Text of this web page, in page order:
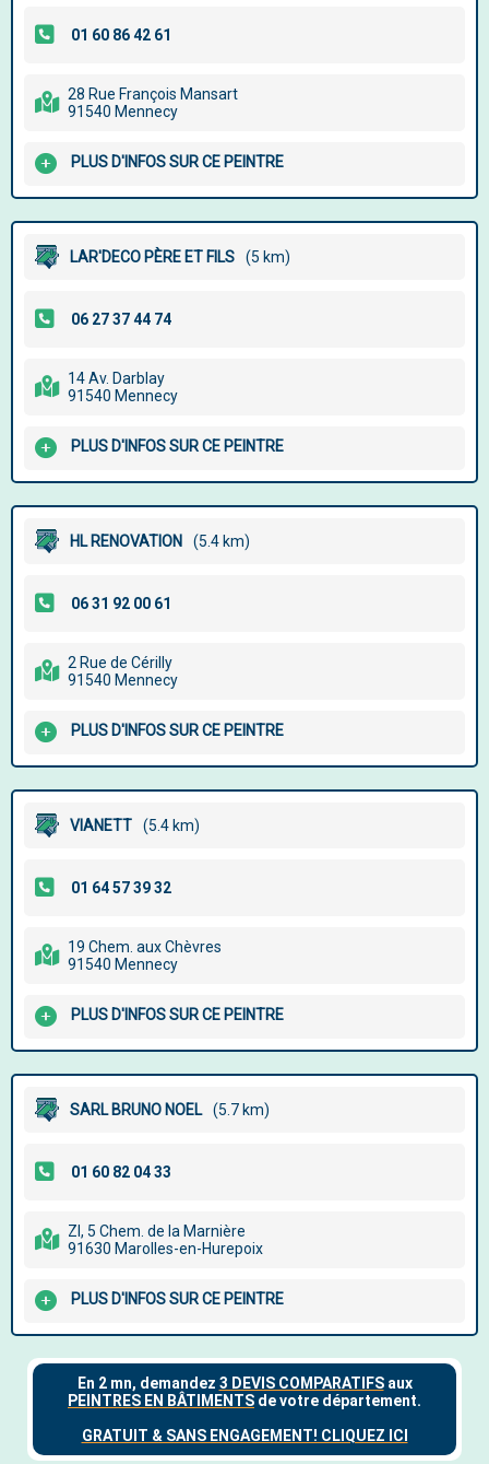
28 Rue François Mansart
91540 Mennecy
PLUS D'INFOS SUR CE PEINTRE
LAR'DECO PÈRE ET FILS (5 km)
14 Av. Darblay
91540 Mennecy
PLUS D'INFOS SUR CE PEINTRE
HL RENOVATION (5.4 km)
2 Rue de Cérilly
91540 Mennecy
PLUS D'INFOS SUR CE PEINTRE
VIANETT (5.4 km)
19 Chem. aux Chèvres
91540 Mennecy
PLUS D'INFOS SUR CE PEINTRE
SARL BRUNO NOEL (5.7 km)
ZI, 5 Chem. de la Marnière
91630 Marolles-en-Hurepoix
PLUS D'INFOS SUR CE PEINTRE